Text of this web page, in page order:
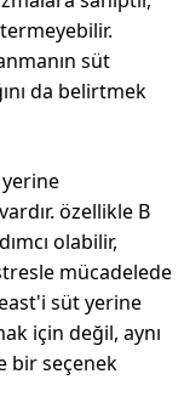
süt
da belirtmek
özellikle B
olabilir,
mücadelede
süt yerine
için değil, aynı
bir seçenek